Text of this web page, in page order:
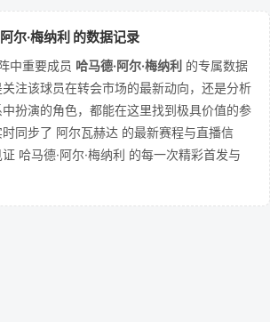
尔·梅纳利 的数据记录
中重要成员 哈马德·阿尔·梅纳利 的专属数据
注该球员在转会市场的最新动向，还是分析
扮演的角色，都能在这里找到极具价值的参
同步了 阿尔瓦赫达 的最新赛程与直播信
哈马德·阿尔·梅纳利 的每一次精彩首发与